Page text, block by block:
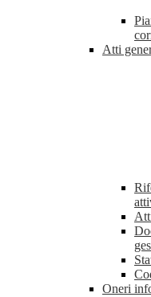
Atti
Oneri